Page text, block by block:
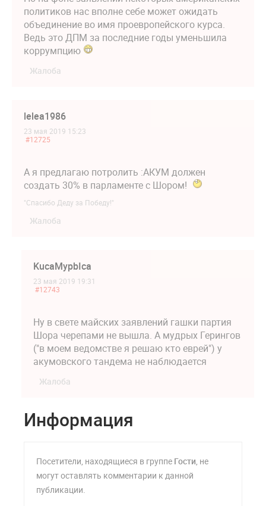
политиков нас вполне себе может ожидать
объединение во имя проевропейского курса.
Ведь это ДПМ за последние годы уменьшила
коррумпцию
Жалоба
lelea1986
23 мая 2019 15:23
#12725
А я предлагаю потролить :АКУМ должен
создать 30% в парламенте с Шором!
"Спасибо Деду за Победу!"
Жалоба
KucaMypbIca
23 мая 2019 19:31
#12743
Ну в свете майских заявлений гашки партия
Шора черепами не вышла. А мудрых Герингов
("в моем ведомстве я решаю кто еврей") у
акумовского тандема не наблюдается
Жалоба
Информация
Посетители, находящиеся в группе Гости, не
могут оставлять комментарии к данной
публикации.